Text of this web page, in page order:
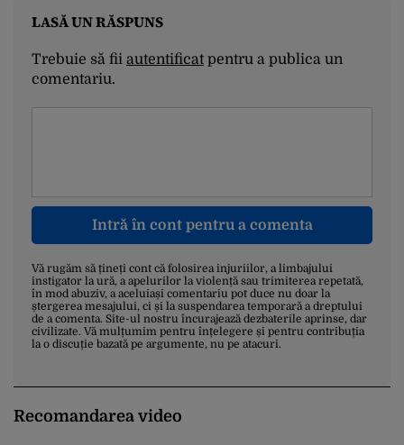
LASĂ UN RĂSPUNS
Trebuie să fii autentificatpentru a publica un
comentariu.
Intră în cont pentru a comenta
Vă rugăm să țineți cont că folosirea injuriilor, a limbajului
instigator la ură, a apelurilor la violență sau trimiterea repetată,
în mod abuziv, a aceluiași comentariu pot duce nu doar la
ștergerea mesajului, ci și la suspendarea temporară a dreptului
de a comenta. Site-ul nostru încurajează dezbaterile aprinse, dar
civilizate. Vă mulțumim pentru înțelegere și pentru contribuția
la o discuție bazată pe argumente, nu pe atacuri.
Recomandarea video